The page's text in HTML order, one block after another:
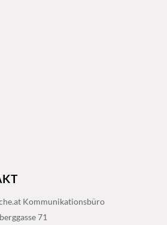
Kommunikationsbüro
71